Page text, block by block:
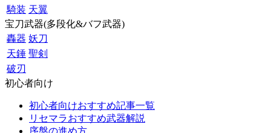
騎装 天翼
宝刀武器(多段化&バフ武器)
轟器 妖刀
天錘 聖剣
破刃
初心者向け
初心者向けおすすめ記事一覧
リセマラおすすめ武器解説
序盤の進め方